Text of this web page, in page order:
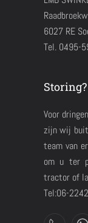
6027 RE
Tel. 0495-
Storing?
Voor
zijn wij
team van
om u ter
tractor of
Tel:06-